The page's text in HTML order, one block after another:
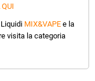
MIX&VAPE e la
visita la categoria